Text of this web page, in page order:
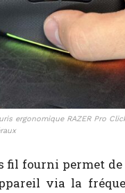
ergonomique RAZER Pro
fil fourni permet
via la